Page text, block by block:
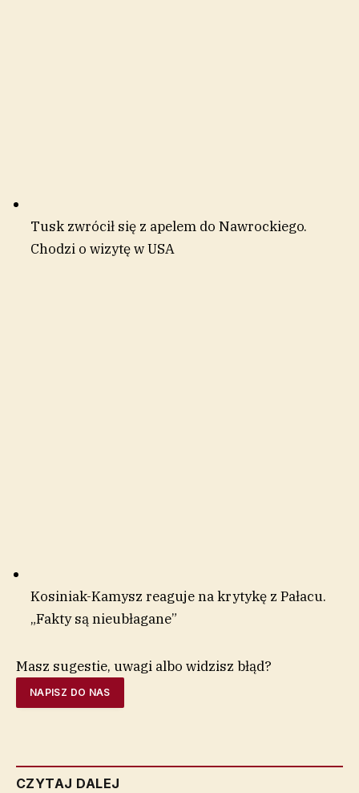
Tusk zwrócił się z apelem do Nawrockiego.
Chodzi o wizytę w USA
Kosiniak-Kamysz reaguje na krytykę z Pałacu.
„Fakty są nieubłagane”
Masz sugestie, uwagi albo widzisz błąd?
NAPISZ DO NAS
CZYTAJ DALEJ